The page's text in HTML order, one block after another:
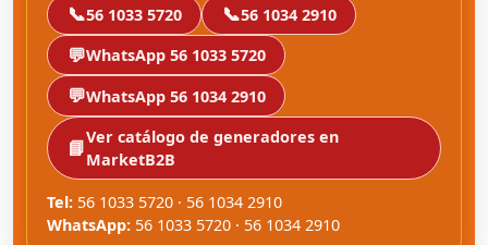
📞56 1033 5720 📞56 1034 2910
💬WhatsApp 56 1033 5720
💬WhatsApp 56 1034 2910
📘Ver catálogo de generadores en
MarketB2B
Tel: 56 1033 5720 · 56 1034 2910
WhatsApp: 56 1033 5720 · 56 1034 2910